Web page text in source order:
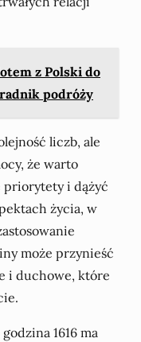
z Polski do
podróży
liczb, ale
że warto
priorytety i dążyć
życia, w
może przynieść
i duchowe, które
1616 ma